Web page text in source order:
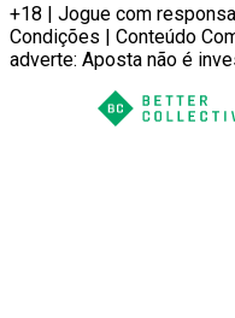
+18 | Jogue com
Condições | Conteúdo
adverte: Aposta não é